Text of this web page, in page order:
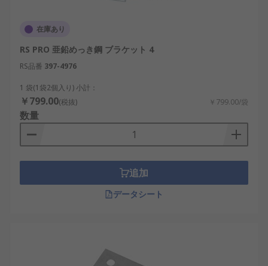
在庫あり
RS PRO 亜鉛めっき鋼 ブラケット 4
RS品番 397-4976
1 袋(1袋2個入り) 小計：
￥799.00(税抜) ￥799.00/袋
数量
追加
データシート